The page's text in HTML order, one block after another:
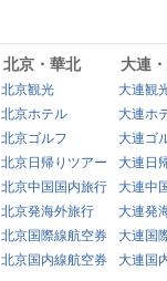
北京・華北 大連
北京観光 大連観
北京ホテル 大連ホ
北京ゴルフ 大連ゴ
北京日帰りツアー 大連日
北京中国国内旅行 大連中
北京発海外旅行 大連発
北京国際線航空券 大連国
北京国内線航空券 大連国